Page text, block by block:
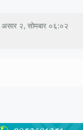
२, सोमबार ०६:०२